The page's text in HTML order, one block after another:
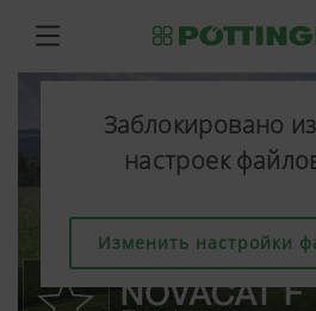
Заблокировано
настроек
Изменить настройки